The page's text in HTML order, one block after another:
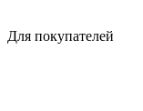
Для покупателей